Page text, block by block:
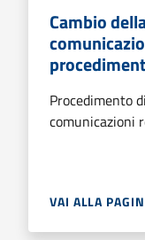
Cambio
Procedimento
comunicazioni
VAI ALLA